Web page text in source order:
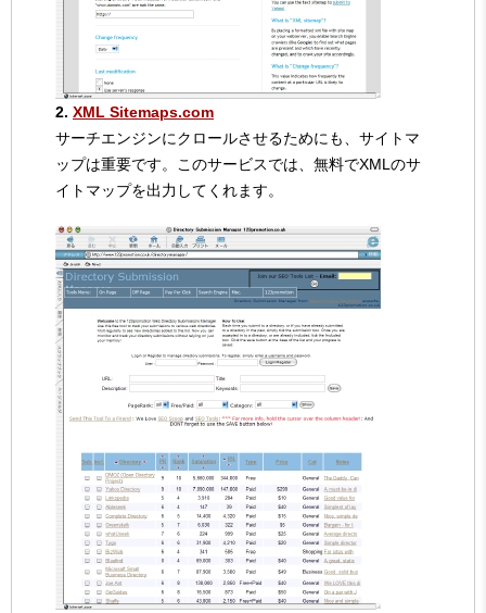
2. XML Sitemaps.com
サーチエンジンにクロールさせるためにも、サイトマ
ップは重要です。このサービスでは、無料でXMLのサ
イトマップを出力してくれます。